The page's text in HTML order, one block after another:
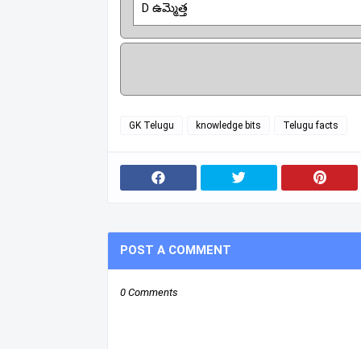
D ఉమ్మెత్త
GK Telugu knowledge bits Telugu facts
POST A COMMENT
0 Comments